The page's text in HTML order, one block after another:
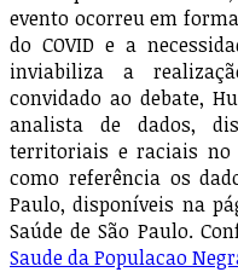
evento ocorreu em
do COVID e a
inviabiliza a
convidado ao debate,
analista de dados,
territoriais e raciais no
como referência os
Paulo, disponíveis na
Saúde de São Paulo.
Saude da Populacao